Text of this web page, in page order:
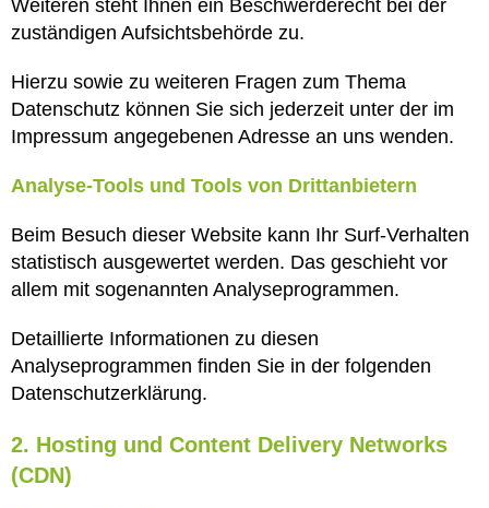
Weiteren steht Ihnen ein Beschwerderecht bei der
zuständigen Aufsichtsbehörde zu.
Hierzu sowie zu weiteren Fragen zum Thema
Datenschutz können Sie sich jederzeit unter der im
Impressum angegebenen Adresse an uns wenden.
Analyse-Tools und Tools von Dritt­anbietern
Beim Besuch dieser Website kann Ihr Surf-Verhalten
statistisch ausgewertet werden. Das geschieht vor
allem mit sogenannten Analyseprogrammen.
Detaillierte Informationen zu diesen
Analyseprogrammen finden Sie in der folgenden
Datenschutzerklärung.
2. Hosting und Content Delivery Networks
(CDN)